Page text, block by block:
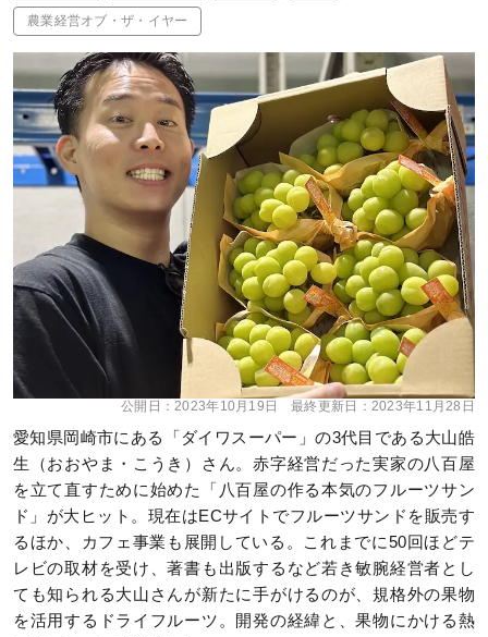
農業経営オブ・ザ・イヤー
公開日：2023年10月19日 最終更新日： 2023年11月28日
愛知県岡崎市にある「ダイワスーパー」の3代目である大山皓
生（おおやま・こうき）さん。赤字経営だった実家の八百屋
を立て直すために始めた「八百屋の作る本気のフルーツサン
ド」が大ヒット。現在はECサイトでフルーツサンドを販売す
るほか、カフェ事業も展開している。これまでに50回ほどテ
レビの取材を受け、著書も出版するなど若き敏腕経営者とし
ても知られる大山さんが新たに手がけるのが、規格外の果物
を活用するドライフルーツ。開発の経緯と、果物にかける熱